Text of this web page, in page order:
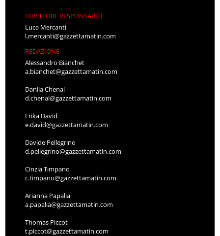
DIRETTORE RESPONSABILE
Luca Mercanti
l.mercanti@gazzettamatin.com
REDAZIONE
Alessandro Bianchet
a.bianchet@gazzettamatin.com
Danila Chenal
d.chenal@gazzettamatin.com
Erika David
e.david@gazzettamatin.com
Davide Pellegrino
d.pellegrino@gazzettamatin.com
Cinzia Timpano
c.timpano@gazzettamatin.com
Arianna Papalia
a.papalia@gazzettamatin.com
Thomas Piccot
t.piccot@gazzettamatin.com